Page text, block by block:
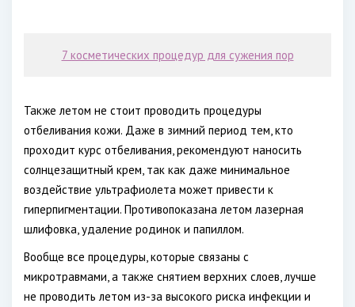
7 косметических процедур для сужения пор
Также летом не стоит проводить процедуры
отбеливания кожи. Даже в зимний период тем, кто
проходит курс отбеливания, рекомендуют наносить
солнцезащитный крем, так как даже минимальное
воздействие ультрафиолета может привести к
гиперпигментации. Противопоказана летом лазерная
шлифовка, удаление родинок и папиллом.
Вообще все процедуры, которые связаны с
микротравмами, а также снятием верхних слоев, лучше
не проводить летом из-за высокого риска инфекции и